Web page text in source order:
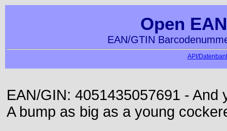
Open
EAN/GTIN
API/
EAN/GIN: 4051435057691 -
A bump as big as a young